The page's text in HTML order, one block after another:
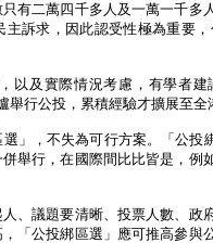
有二萬四千多人及一萬一千
主訴求，因此認受性極為重要
以及實際情況考慮，有學者
舉行公投，累積經驗才擴展至全
」，不失為可行方案。「公
舉行，在國際間比比皆是，
、議題要清晰、投票人數、
「公投綁區選」應可推高參